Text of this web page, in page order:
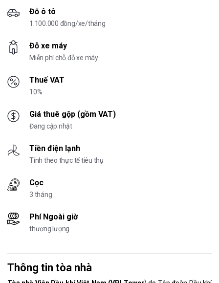
Đỗ ô tô
1.100.000 đồng/xe/tháng
Đỗ xe máy
Miễn phí chỗ đỗ xe máy
Thuế VAT
10%
Giá thuê gộp (gồm VAT)
Đang cập nhật
Tiền điện lạnh
Tính theo thực tế tiêu thụ
Cọc
3 tháng
Phí Ngoài giờ
thương lượng
Thông tin tòa nhà